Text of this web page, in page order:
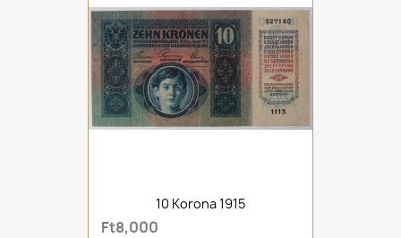
10 Korona 1915
Ft8,000